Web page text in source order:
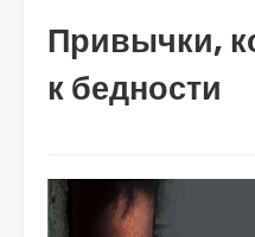
Привычки,
к бедности